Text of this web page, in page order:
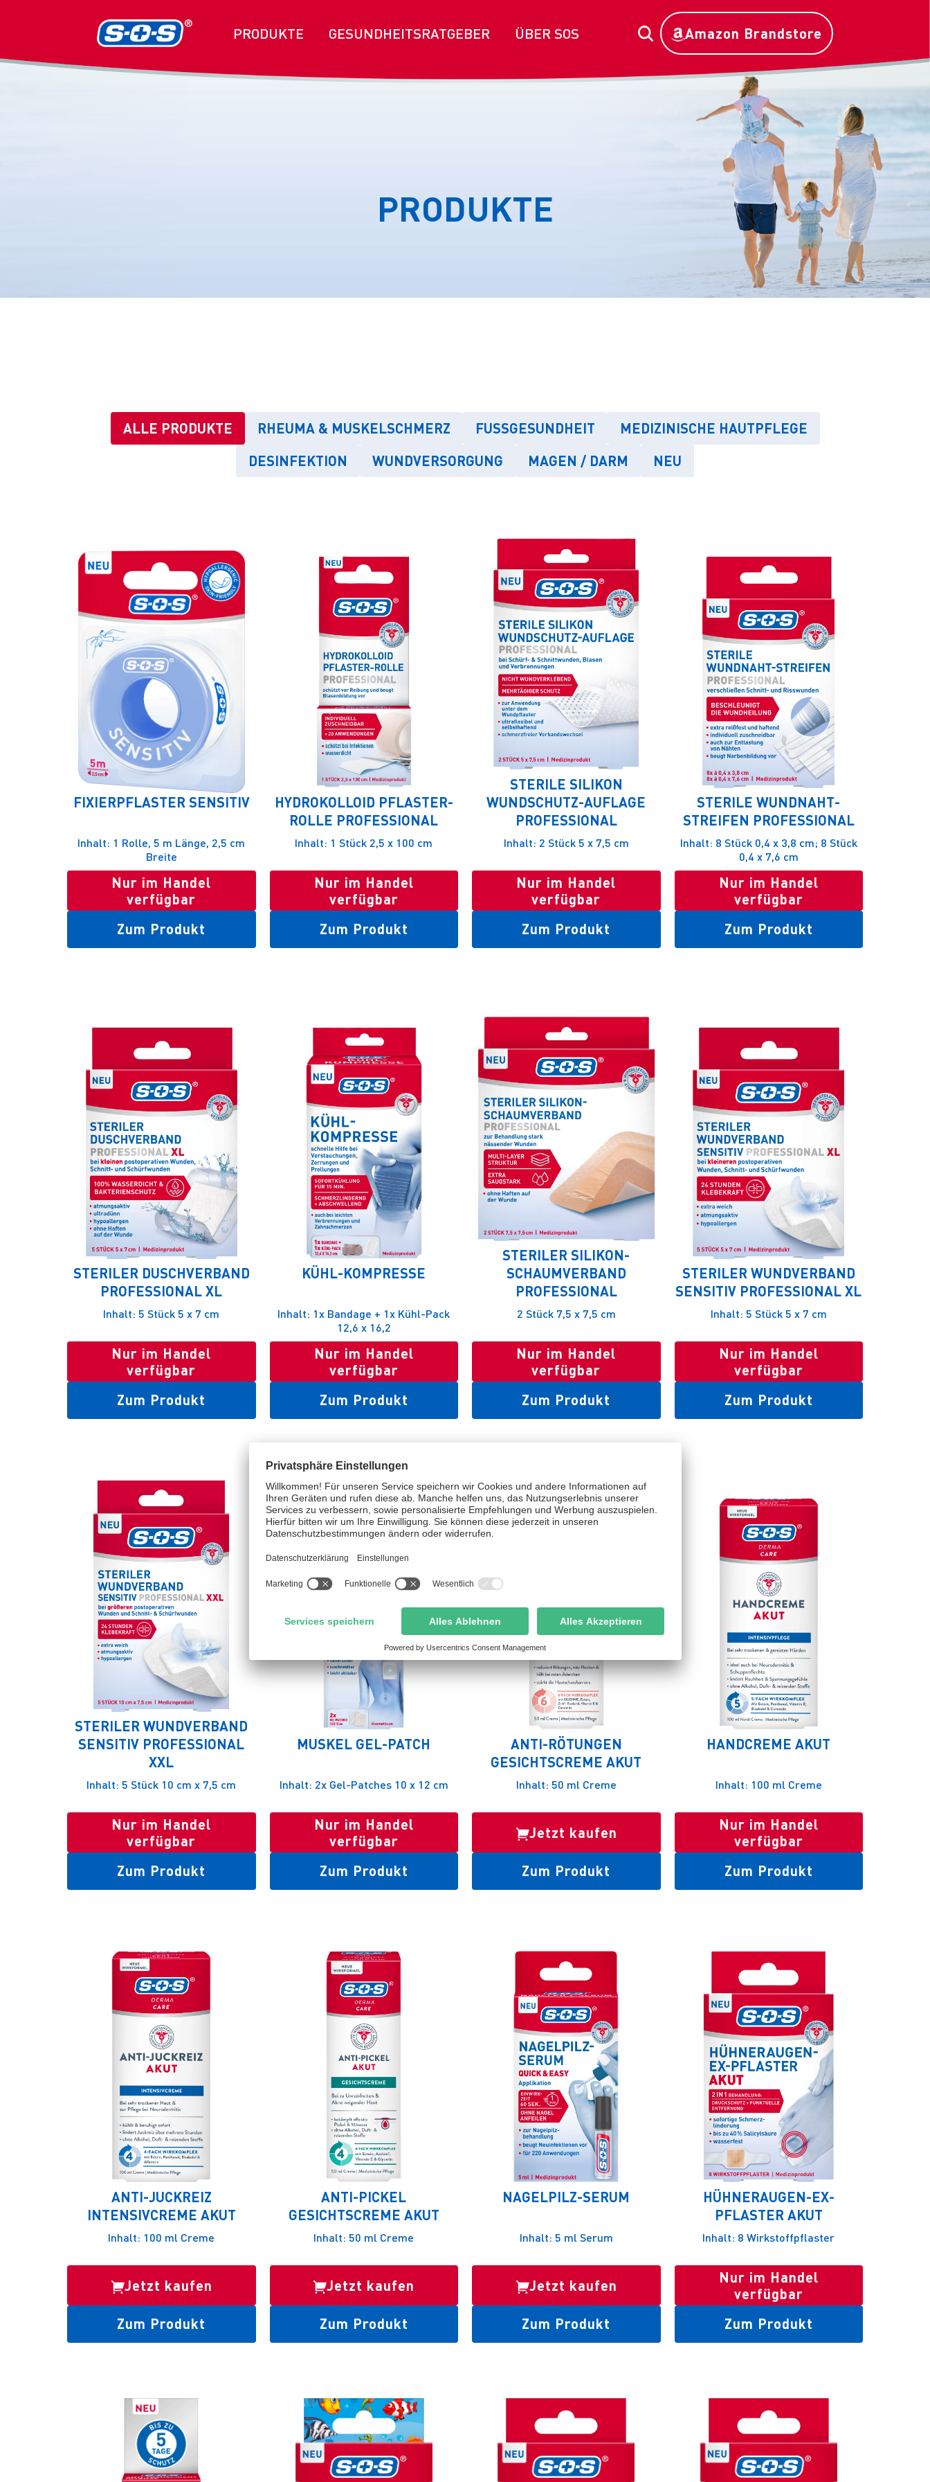
PRODUKTE GESUNDHEITSRATGEBER ÜBER SOS Amazon Brandstore
PRODUKTE
ALLE PRODUKTE RHEUMA & MUSKELSCHMERZ FUSSGESUNDHEIT
MEDIZINISCHE HAUTPFLEGE
DESINFEKTION
WUNDVERSORGUNG MAGEN / DARM NEU
FIXIERPFLASTER SENSITIV
Inhalt: 1 Rolle, 5 m Länge, 2,5 cm
Breite
Nur im Handel
verfügbar
Zum Produkt
HYDROKOLLOID PFLASTER-
ROLLE PROFESSIONAL
Inhalt: 1 Stück 2,5 x 100 cm
Nur im Handel
verfügbar
Zum Produkt
STERILE SILIKON
WUNDSCHUTZ-AUFLAGE
PROFESSIONAL
Inhalt: 2 Stück 5 x 7,5 cm
Nur im Handel
verfügbar
Zum Produkt
STERILE WUNDNAHT-
STREIFEN PROFESSIONAL
Inhalt: 8 Stück 0,4 x 3,8 cm; 8 Stück
0,4 x 7,6 cm
Nur im Handel
verfügbar
Zum Produkt
STERILER DUSCHVERBAND
PROFESSIONAL XL
Inhalt: 5 Stück 5 x 7 cm
Nur im Handel
verfügbar
Zum Produkt
KÜHL-KOMPRESSE
Inhalt: 1x Bandage + 1x Kühl-Pack
12,6 x 16,2
Nur im Handel
verfügbar
Zum Produkt
STERILER SILIKON-
SCHAUMVERBAND
PROFESSIONAL
2 Stück 7,5 x 7,5 cm
Nur im Handel
verfügbar
Zum Produkt
STERILER WUNDVERBAND
SENSITIV PROFESSIONAL XL
Inhalt: 5 Stück 5 x 7 cm
Nur im Handel
verfügbar
Zum Produkt
STERILER WUNDVERBAND
SENSITIV PROFESSIONAL
XXL
Inhalt: 5 Stück 10 cm x 7,5 cm
Nur im Handel
verfügbar
Zum Produkt
MUSKEL GEL-PATCH
Inhalt: 2x Gel-Patches 10 x 12 cm
Nur im Handel
verfügbar
Zum Produkt
ANTI-RÖTUNGEN
GESICHTSCREME AKUT
Inhalt: 50 ml Creme
Jetzt kaufen
Zum Produkt
HANDCREME AKUT
Inhalt: 100 ml Creme
Nur im Handel
verfügbar
Zum Produkt
ANTI-JUCKREIZ
INTENSIVCREME AKUT
Inhalt: 100 ml Creme
Jetzt kaufen
Zum Produkt
ANTI-PICKEL
GESICHTSCREME AKUT
Inhalt: 50 ml Creme
Jetzt kaufen
Zum Produkt
NAGELPILZ-SERUM
Inhalt: 5 ml Serum
Jetzt kaufen
Zum Produkt
HÜHNERAUGEN-EX-
PFLASTER AKUT
Inhalt: 8 Wirkstoffpflaster
Nur im Handel
verfügbar
Zum Produkt